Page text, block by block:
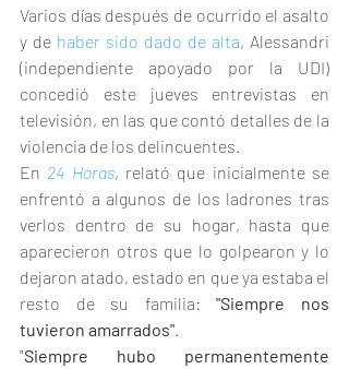
Varios días después de ocurrido el asalto
y de haber sido dado de alta, Alessandri
(independiente apoyado por la UDI)
concedió este jueves entrevistas en
televisión, en las que contó detalles de la
violencia de los delincuentes.
En 24 Horas, relató que inicialmente se
enfrentó a algunos de los ladrones tras
verlos dentro de su hogar, hasta que
aparecieron otros que lo golpearon y lo
dejaron atado, estado en que ya estaba el
resto de su familia: "Siempre nos
tuvieron amarrados".
"Siempre hubo permanentemente